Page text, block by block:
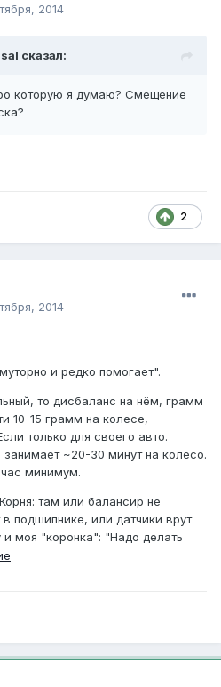
2014
сказал:
которую я думаю? Смещение
2
2014
и редко помогает".
то дисбаланс на нём, грамм
10-15 грамм на колесе,
только для своего авто.
~20-30 минут на колесо.
минимум.
там или балансир не
подшипнике, или датчики врут
моя "коронка": "Надо делать